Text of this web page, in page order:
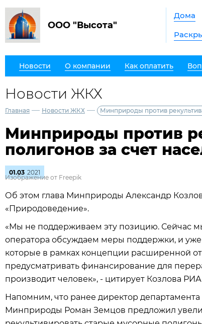
ООО "Высота"
Дома
Новости О компании Как оплатить
Новости ЖКХ
Главная — Новости ЖКХ — Минприроды против
Минприроды против
полигонов за счет
01.03 2021
Изображение от Freepik
Об этом глава Минприроды Александр
«Природоведение».
«Мы не поддерживаем эту позицию. Сейчас
оператора обсуждаем меры поддержки, и
которые в рамках концепции расширенной
предусматривать финансирование для
производит человек», - цитирует Козлова
Напомним, что ранее директор
Минприроды Роман Земцов предложил